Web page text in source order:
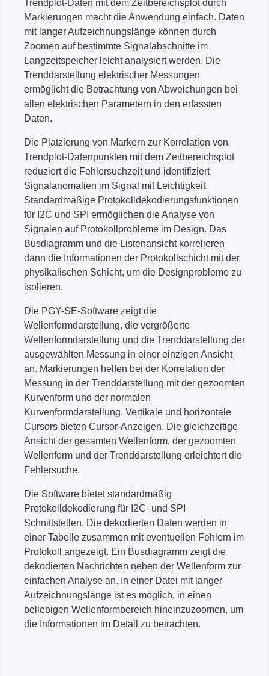
Trendplot-Daten mit dem Zeitbereichsplot durch
Markierungen macht die Anwendung einfach. Daten
mit langer Aufzeichnungslänge können durch
Zoomen auf bestimmte Signalabschnitte im
Langzeitspeicher leicht analysiert werden. Die
Trenddarstellung elektrischer Messungen
ermöglicht die Betrachtung von Abweichungen bei
allen elektrischen Parametern in den erfassten
Daten.
Die Platzierung von Markern zur Korrelation von
Trendplot-Datenpunkten mit dem Zeitbereichsplot
reduziert die Fehlersuchzeit und identifiziert
Signalanomalien im Signal mit Leichtigkeit.
Standardmäßige Protokolldekodierungsfunktionen
für I2C und SPI ermöglichen die Analyse von
Signalen auf Protokollprobleme im Design. Das
Busdiagramm und die Listenansicht korrelieren
dann die Informationen der Protokollschicht mit der
physikalischen Schicht, um die Designprobleme zu
isolieren.
Die PGY-SE-Software zeigt die
Wellenformdarstellung, die vergrößerte
Wellenformdarstellung und die Trenddarstellung der
ausgewählten Messung in einer einzigen Ansicht
an. Markierungen helfen bei der Korrelation der
Messung in der Trenddarstellung mit der gezoomten
Kurvenform und der normalen
Kurvenformdarstellung. Vertikale und horizontale
Cursors bieten Cursor-Anzeigen. Die gleichzeitige
Ansicht der gesamten Wellenform, der gezoomten
Wellenform und der Trenddarstellung erleichtert die
Fehlersuche.
Die Software bietet standardmäßig
Protokolldekodierung für I2C- und SPI-
Schnittstellen. Die dekodierten Daten werden in
einer Tabelle zusammen mit eventuellen Fehlern im
Protokoll angezeigt. Ein Busdiagramm zeigt die
dekodierten Nachrichten neben der Wellenform zur
einfachen Analyse an. In einer Datei mit langer
Aufzeichnungslänge ist es möglich, in einen
beliebigen Wellenformbereich hineinzuzoomen, um
die Informationen im Detail zu betrachten.